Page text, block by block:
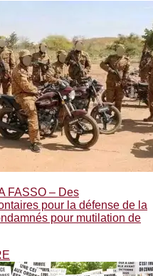
FASSO – Des
pour la défense de la
pour mutilation de